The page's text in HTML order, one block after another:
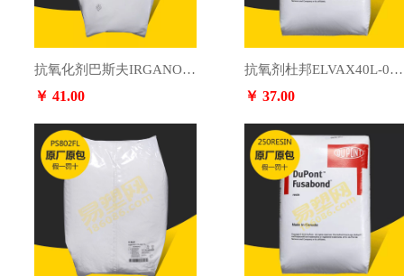
抗氧化剂巴斯夫IRGANOX1010
￥ 41.00
抗氧剂杜邦ELVAX40L-03resin
￥ 37.00